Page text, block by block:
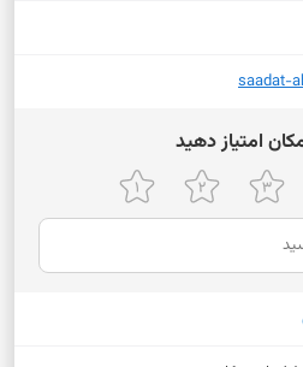
‎saadat-
اﻣﺘﯿﺎز دﻫﯿﺪ